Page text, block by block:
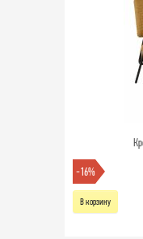
-16%
В корзину